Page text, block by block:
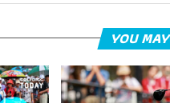
YOU